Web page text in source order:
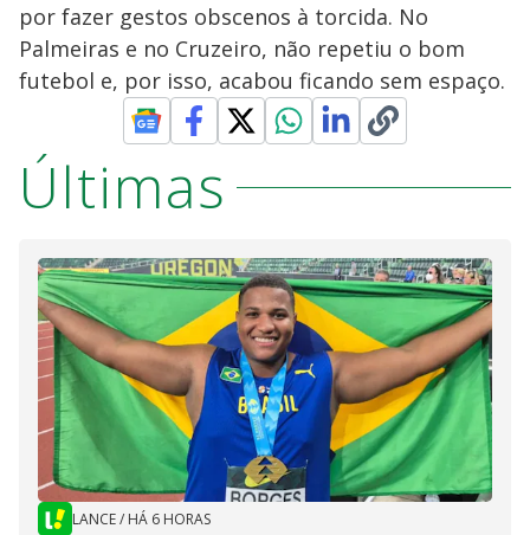
por fazer gestos obscenos à torcida. No
Palmeiras e no Cruzeiro, não repetiu o bom
futebol e, por isso, acabou ficando sem espaço.
Últimas
LANCE/ HÁ 6 HORAS